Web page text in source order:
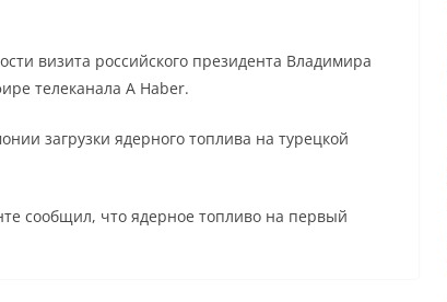
визита российского президента Владимира
телеканала A Haber.
загрузки ядерного топлива на турецкой
сообщил, что ядерное топливо на первый